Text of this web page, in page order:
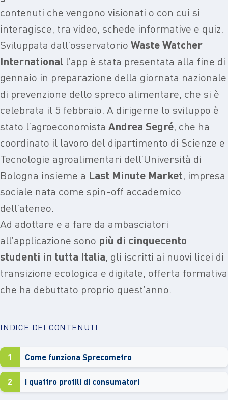
contenuti che vengono visionati o con cui si
interagisce, tra video, schede informative e quiz.
Sviluppata dall’osservatorio Waste Watcher
International l’app è stata presentata alla fine di
gennaio in preparazione della giornata nazionale
di prevenzione dello spreco alimentare, che si è
celebrata il 5 febbraio. A dirigerne lo sviluppo è
stato l’agroeconomista Andrea Segré, che ha
coordinato il lavoro del dipartimento di Scienze e
Tecnologie agroalimentari dell’Università di
Bologna insieme a Last Minute Market, impresa
sociale nata come spin-off accademico
dell’ateneo.
Ad adottare e a fare da ambasciatori
all’applicazione sono più di cinquecento
studenti in tutta Italia, gli iscritti ai nuovi licei di
transizione ecologica e digitale, offerta formativa
che ha debuttato proprio quest’anno.
INDICE DEI CONTENUTI
1 Come funziona Sprecometro
2 I quattro profili di consumatori